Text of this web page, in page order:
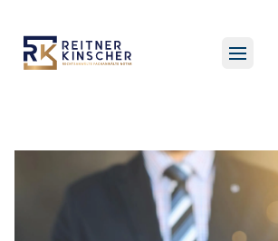
ONLINE-TERMINANFRAGE
ONLINE-TERMINANFRAGE
ONLINE-AKTE